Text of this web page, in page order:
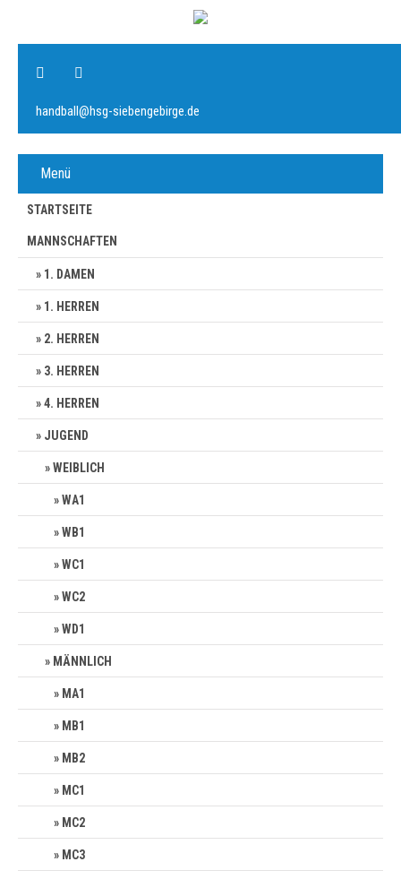
handball@hsg-siebengebirge.de
Menü
STARTSEITE
MANNSCHAFTEN
1. DAMEN
1. HERREN
2. HERREN
3. HERREN
4. HERREN
JUGEND
WEIBLICH
WA1
WB1
WC1
WC2
WD1
MÄNNLICH
MA1
MB1
MB2
MC1
MC2
MC3